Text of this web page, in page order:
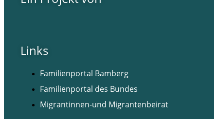
Links
Familienportal Bamberg
Familienportal des Bundes
Migrantinnen-und Migrantenbeirat